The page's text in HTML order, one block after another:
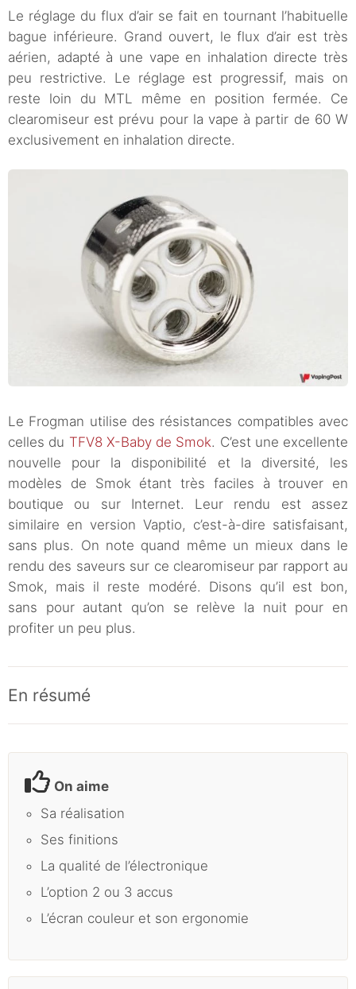
Le réglage du flux d’air se fait en tournant l’habituelle
bague inférieure. Grand ouvert, le flux d’air est très
aérien, adapté à une vape en inhalation directe très
peu restrictive. Le réglage est progressif, mais on
reste loin du MTL même en position fermée. Ce
clearomiseur est prévu pour la vape à partir de 60 W
exclusivement en inhalation directe.
Le Frogman utilise des résistances compatibles avec
celles du TFV8 X-Baby de Smok. C’est une excellente
nouvelle pour la disponibilité et la diversité, les
modèles de Smok étant très faciles à trouver en
boutique ou sur Internet. Leur rendu est assez
similaire en version Vaptio, c’est-à-dire satisfaisant,
sans plus. On note quand même un mieux dans le
rendu des saveurs sur ce clearomiseur par rapport au
Smok, mais il reste modéré. Disons qu’il est bon,
sans pour autant qu’on se relève la nuit pour en
profiter un peu plus.
En résumé
On aime
Sa réalisation
Ses finitions
La qualité de l’électronique
L’option 2 ou 3 accus
L’écran couleur et son ergonomie